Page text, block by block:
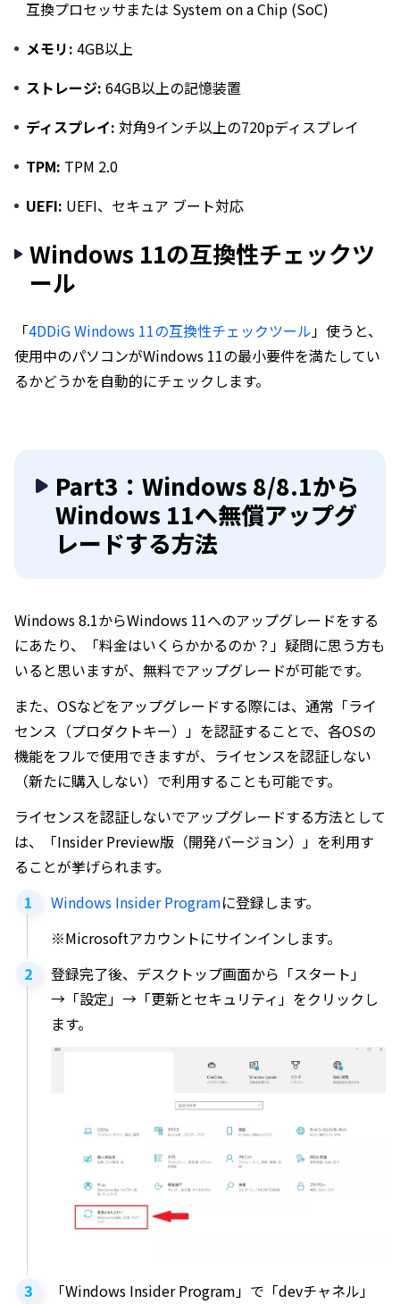
互換プロセッサまたは System on a Chip (SoC)
メモリ: 4GB以上
ストレージ: 64GB以上の記憶装置
ディスプレイ: 対角9インチ以上の720pディスプレイ
TPM: TPM 2.0
UEFI: UEFI、セキュア ブート対応
Windows 11の互換性チェックツ
ール
「4DDiG Windows 11の互換性チェックツール」使うと、
使用中のパソコンがWindows 11の最小要件を満たしてい
るかどうかを自動的にチェックします。
Part3：Windows 8/8.1から
Windows 11へ無償アップグ
レードする方法
Windows 8.1からWindows 11へのアップグレードをする
にあたり、「料金はいくらかかるのか？」疑問に思う方も
いると思いますが、無料でアップグレードが可能です。
また、OSなどをアップグレードする際には、通常「ライ
センス（プロダクトキー）」を認証することで、各OSの
機能をフルで使用できますが、ライセンスを認証しない
（新たに購入しない）で利用することも可能です。
ライセンスを認証しないでアップグレードする方法として
は、「Insider Preview版（開発バージョン）」を利用す
ることが挙げられます。
Windows Insider Programに登録します。
※Microsoftアカウントにサインインします。
登録完了後、デスクトップ画面から「スタート」
→「設定」→「更新とセキュリティ」をクリックし
ます。
「Windows Insider Program」で「devチャネル」